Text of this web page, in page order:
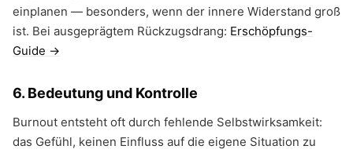
einplanen — besonders, wenn der innere Widerstand groß
ist. Bei ausgeprägtem Rückzugsdrang: Erschöpfungs-
Guide →
6. Bedeutung und Kontrolle
Burnout entsteht oft durch fehlende Selbstwirksamkeit:
das Gefühl, keinen Einfluss auf die eigene Situation zu